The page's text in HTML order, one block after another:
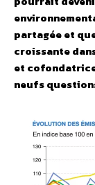
partagée et
croissante
et
neufs